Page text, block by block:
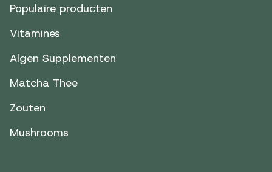
Populaire producten
Vitamines
Algen Supplementen
Matcha Thee
Zouten
Mushrooms